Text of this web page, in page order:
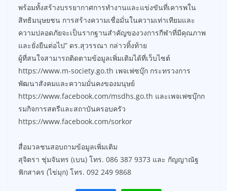
พร้อมทั้งสร้างบรรยากาศการทำงานและแข่งขันที่เคารพใน
สิทธิมนุษยชน การสร้างความเชื่อมั่นในความเท่าเทียมและ
ความปลอดภัยจะเป็นรากฐานสำคัญของวงการกีฬาที่มีคุณภาพ
และยั่งยืนต่อไป” ดร.สุวรรณา กล่าวทิ้งท้าย
ผู้ที่สนใจสามารถติดตามข้อมูลเพิ่มเติมได้ที่เว็บไซต์
https://www.m-society.go.th เพจเฟซบุ๊ก กระทรวงการ
พัฒนาสังคมและความมั่นคงของมนุษย์
https://www.facebook.com/msdhs.go.th และเพจเฟซบุ๊กก
รมกิจการสตรีและสถาบันครอบครัว
https://www.facebook.com/sorkor
สื่อมวลชนสอบถามข้อมูลเพิ่มเติม
สุจิตรา ชุ่มจันทร (เบน) โทร. 086 387 9373 และ กัญญาณัฐ
ฟักสาคร (ไข่มุก) โทร. 092 249 9868